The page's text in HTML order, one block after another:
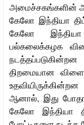
அமைச்சகங்களின்
கேலோ இந்தியா
கேலோ
பல்கலைக்கழக
திறமையான
ஆனால், இது
கேலோ இந்தியா